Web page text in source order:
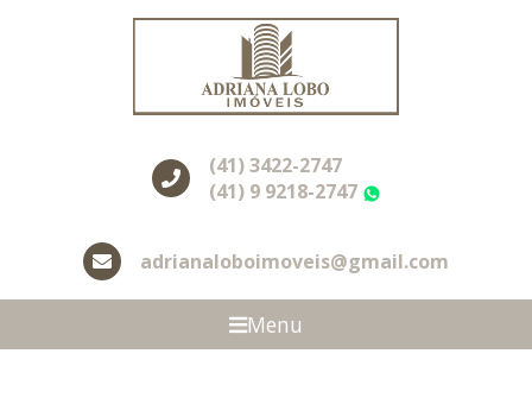
(41) 3422-2747
(41) 9 9218-2747
adrianaloboimoveis@gmail.com
Menu